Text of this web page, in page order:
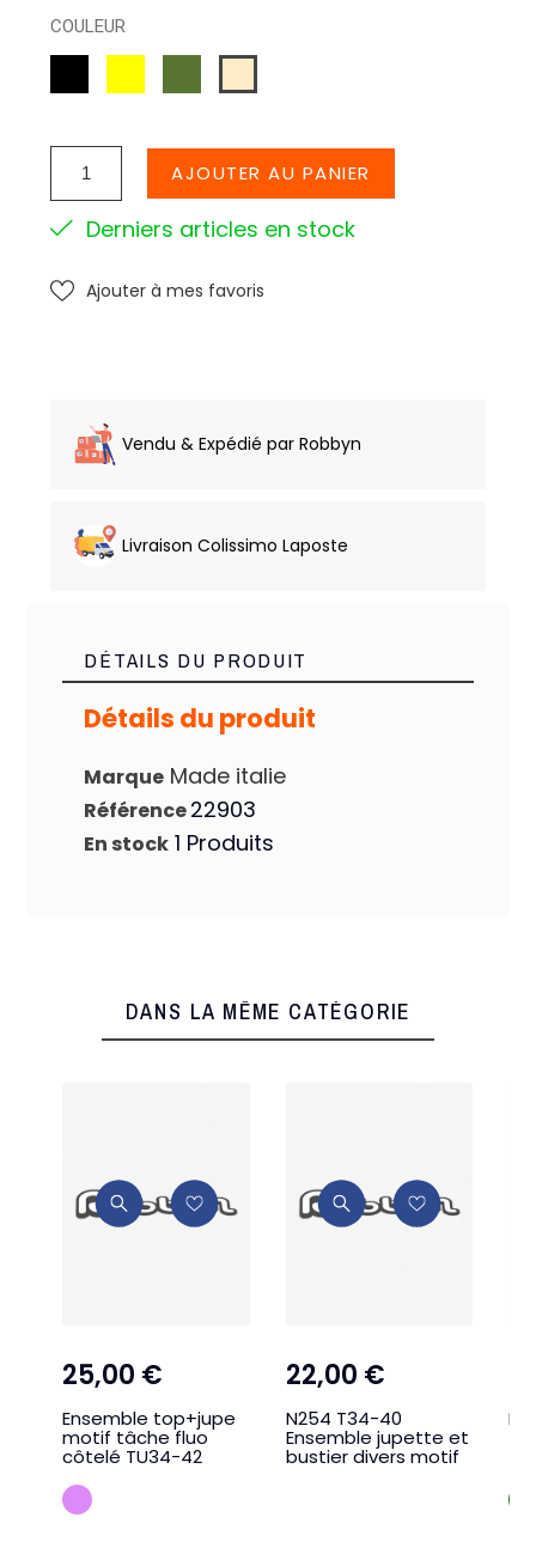
COULEUR
AJOUTER AU PANIER
Derniers articles en stock
Ajouter à mes favoris
Vendu & Expédié par Robbyn
Livraison Colissimo Laposte
DÉTAILS DU PRODUIT
Détails du produit
Marque Made italie
Référence22903
En stock 1 Produits
DANS LA MÊME CATÉGORIE
25,00 €
Ensemble top+jupe
motif tâche fluo
côtelé TU34-42
LILA
22,00 €
N254 T34-40
Ensemble jupette et
bustier divers motif